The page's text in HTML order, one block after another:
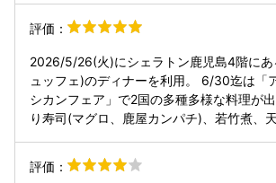
いてました。 食後は外のテラスでゆっくり
り満足できました。
評価：
2026/5/26(火)にシェラトン鹿児島4階に
ュッフェ)のディナーを利用。 6/30迄は「アメリカン&メキ
シカンフェア」で2国の多種多様な料理が
り寿司(マグロ、鹿屋カンパチ)、若竹煮、
トビーフは少し硬かった。デザートも充実
ンは底のキャラメルとの相性が良かった。 5つ星ホテルのス
評価：